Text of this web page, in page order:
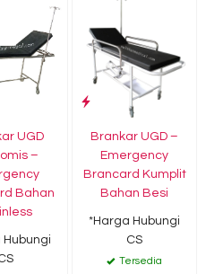
UGD
–
Bahan
Hubungi
Brankar UGD –
Emergency
Brancard Kumplit
Bahan Besi
*Harga Hubungi
CS
Tersedia